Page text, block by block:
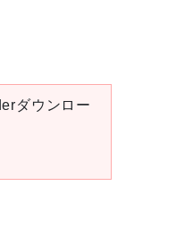
ダウンロー